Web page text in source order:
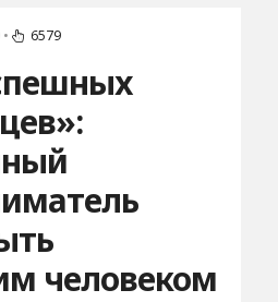
• 6579
человеком